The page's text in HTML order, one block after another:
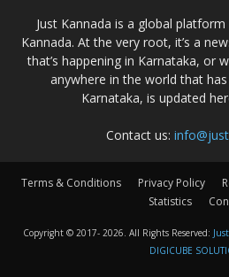
Just Kannada is a global
Kannada. At the very root, it’s a
that’s happening in Karnataka, or
anywhere in the world that
Karnataka, is updated
Contact us:
Terms & Conditions Privacy Policy
Statistics
Copyright © 2017- 2026. All Rights Reserved:
DIGICUBE